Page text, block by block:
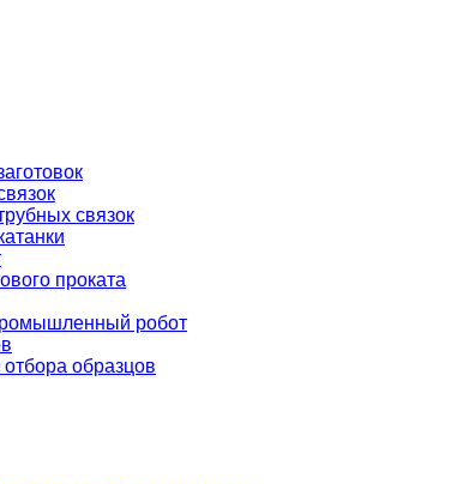
связок
проката
робот
образцов